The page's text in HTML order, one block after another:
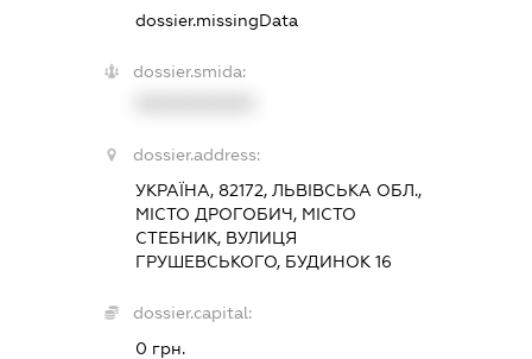
dossier.missingData
dossier.smida:
dossier.address:
УКРАЇНА, 82172, ЛЬВІВСЬКА ОБЛ.,
МІСТО ДРОГОБИЧ, МІСТО
СТЕБНИК, ВУЛИЦЯ
ГРУШЕВСЬКОГО, БУДИНОК 16
dossier.capital:
0 грн.